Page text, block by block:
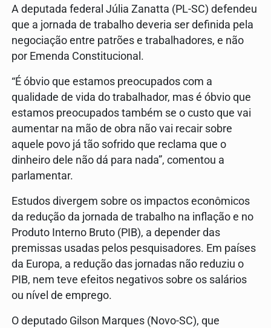
A deputada federal Júlia Zanatta (PL-SC) defendeu
que a jornada de trabalho deveria ser definida pela
negociação entre patrões e trabalhadores, e não
por Emenda Constitucional.
“É óbvio que estamos preocupados com a
qualidade de vida do trabalhador, mas é óbvio que
estamos preocupados também se o custo que vai
aumentar na mão de obra não vai recair sobre
aquele povo já tão sofrido que reclama que o
dinheiro dele não dá para nada”, comentou a
parlamentar.
Estudos divergem sobre os impactos econômicos
da redução da jornada de trabalho na inflação e no
Produto Interno Bruto (PIB), a depender das
premissas usadas pelos pesquisadores. Em países
da Europa, a redução das jornadas não reduziu o
PIB, nem teve efeitos negativos sobre os salários
ou nível de emprego.
O deputado Gilson Marques (Novo-SC), que